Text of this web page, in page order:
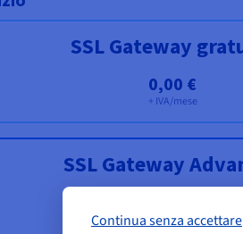
Continua senza accettare